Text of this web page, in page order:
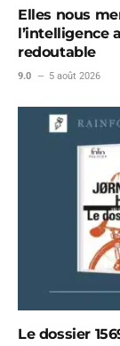
Elles nous
l’intelligence
redoutable
9.0 5 août 2026
Le dossier